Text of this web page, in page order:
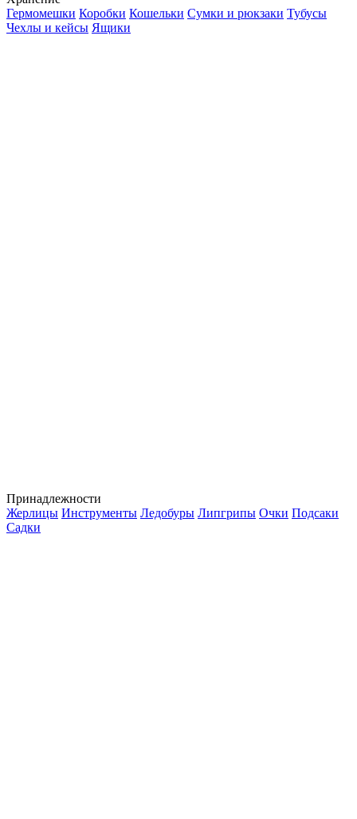
Гермомешки Коробки Кошельки Сумки и рюкзаки Тубусы
Чехлы и кейсы Ящики
Принадлежности
Жерлицы Инструменты Ледобуры Липгрипы Очки Подсаки
Садки